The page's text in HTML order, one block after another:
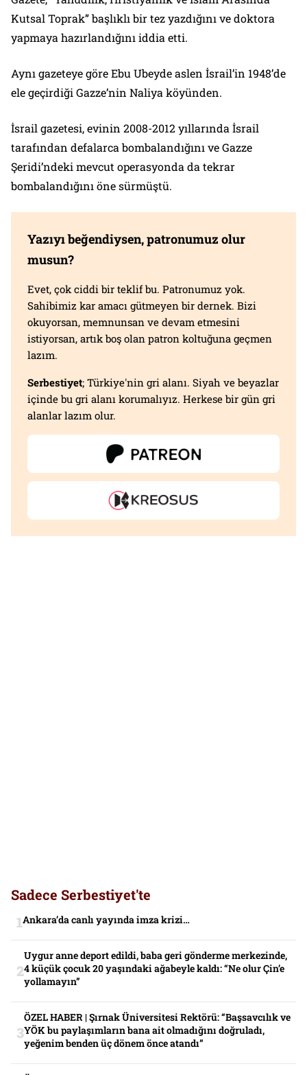
Kutsal Toprak” başlıklı bir tez yazdığını ve doktora
yapmaya hazırlandığını iddia etti.
Aynı gazeteye göre Ebu Ubeyde aslen İsrail’in 1948’de
ele geçirdiği Gazze’nin Naliya köyünden.
İsrail gazetesi, evinin 2008-2012 yıllarında İsrail
tarafından defalarca bombalandığını ve Gazze
Şeridi’ndeki mevcut operasyonda da tekrar
bombalandığını öne sürmüştü.
Yazıyı beğendiysen, patronumuz olur
musun?
Evet, çok ciddi bir teklif bu. Patronumuz yok.
Sahibimiz kar amacı gütmeyen bir dernek. Bizi
okuyorsan, memnunsan ve devam etmesini
istiyorsan, artık boş olan patron koltuğuna geçmen
lazım.
Serbestiyet; Türkiye'nin gri alanı. Siyah ve beyazlar
içinde bu gri alanı korumalıyız. Herkese bir gün gri
alanlar lazım olur.
Sadece Serbestiyet'te
Ankara’da canlı yayında imza krizi…
Uygur anne deport edildi, baba geri gönderme merkezinde,
4 küçük çocuk 20 yaşındaki ağabeyle kaldı: “Ne olur Çin’e
yollamayın”
ÖZEL HABER | Şırnak Üniversitesi Rektörü: “Başsavcılık ve
YÖK bu paylaşımların bana ait olmadığını doğruladı,
yeğenim benden üç dönem önce atandı”